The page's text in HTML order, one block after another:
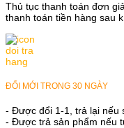
Thủ tục thanh toán đơn
thanh toán tiền hàng sau
ĐỔI MỚI TRONG 30 NGÀY
- Được đổi 1-1, trả lại nếu
- Được trả sản phẩm nếu